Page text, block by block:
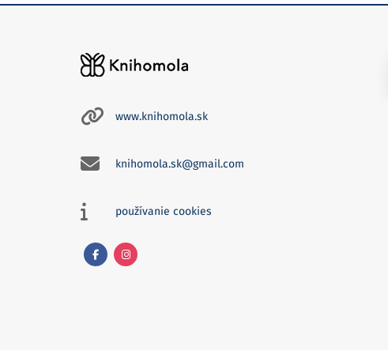
www.knihomola.sk
knihomola.sk@gmail.com
používanie cookies